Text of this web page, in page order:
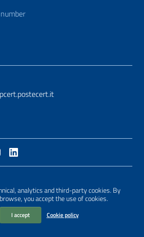
analytics and third-party cookies. By
you accept the use of cookies.
I accept Cookie policy
on the AgID Prototype for PA sites